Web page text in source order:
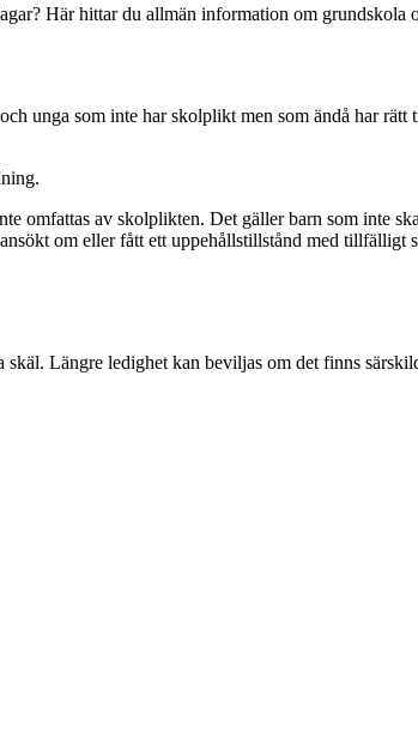
Här hittar du allmän information om grundskola
unga som inte har skolplikt men som ändå har
omfattas av skolplikten. Det gäller barn som inte
om eller fått ett uppehållstillstånd med tillfälligt
Längre ledighet kan beviljas om det finns